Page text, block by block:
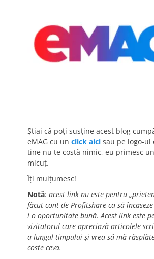
Știai că poți susține acest blog
eMAG cu un click aici sau pe logo-ul
tine nu te costă nimic, eu primesc
micuț.
Îți mulțumesc!
Notă: acest link nu este pentru
făcut cont de Profitshare ca să
i o oportunitate bună. Acest link este
vizitatorul care apreciază articolele
a lungul timpului și vrea să mă
coste ceva.